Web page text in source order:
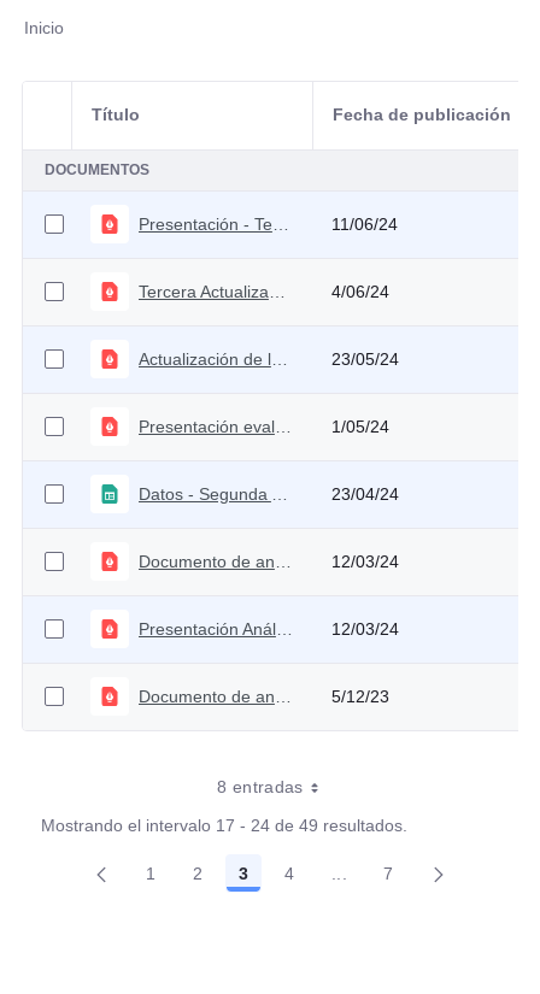
Inicio
Selección del elemento
Título Fecha de publicación
DOCUMENTOS
11/06/24
4/06/24
Actualización de la Estimación de las Elasticidades de Recaudo Tributario a PIB y del PIB Tendencial 23/05/24
Presentación evaluación propuesta de fómula para combustibles 1/05/24
23/04/24
12/03/24
Presentación Análisis Técnico sobre la Reforma Pensional 12/03/24
5/12/23
8 entradas
Mostrando el intervalo 17 - 24 de 49 resultados.
Página
1 Página
2 Página
3 Página
4 ...Páginas intermedias
Página
7